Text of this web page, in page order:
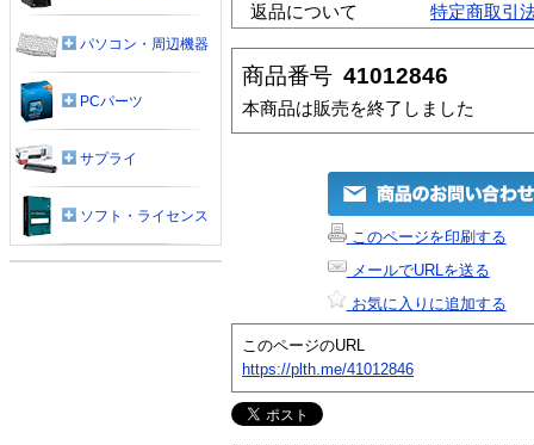
返品について
特定商取引
商品番号 41012846
本商品は販売を終了しました
このページを印刷する
メールでURLを送る
お気に入りに追加する
このページのURL
https://plth.me/41012846
パソコン・周辺機器
PCパーツ
サプライ
ソフト・ライセンス